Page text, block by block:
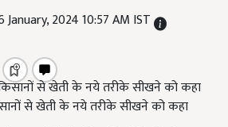
2024 10:57 AM IST
से खेती के नये तरीके सीखने को कहा